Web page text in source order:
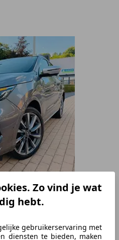
Zo vind je wat
hebt.
gebruikerservaring met
diensten te bieden, maken